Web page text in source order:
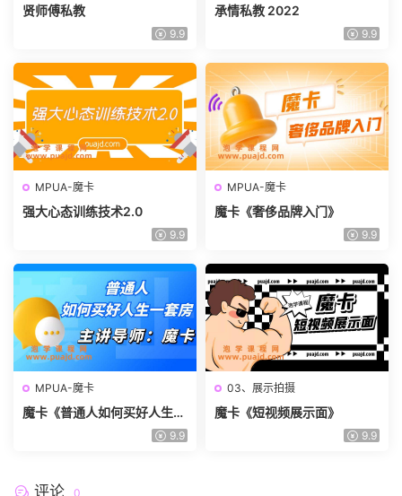
贤师傅私教
9.9
承情私教 2022
9.9
MPUA-魔卡
强大心态训练技术2.0
9.9
MPUA-魔卡
魔卡《奢侈品牌入门》
9.9
MPUA-魔卡
魔卡《普通人如何买好人生一
9.9
03、展示拍摄
魔卡《短视频展示面》
9.9
评论 0